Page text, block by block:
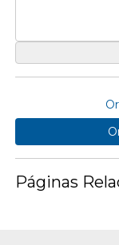
Páginas